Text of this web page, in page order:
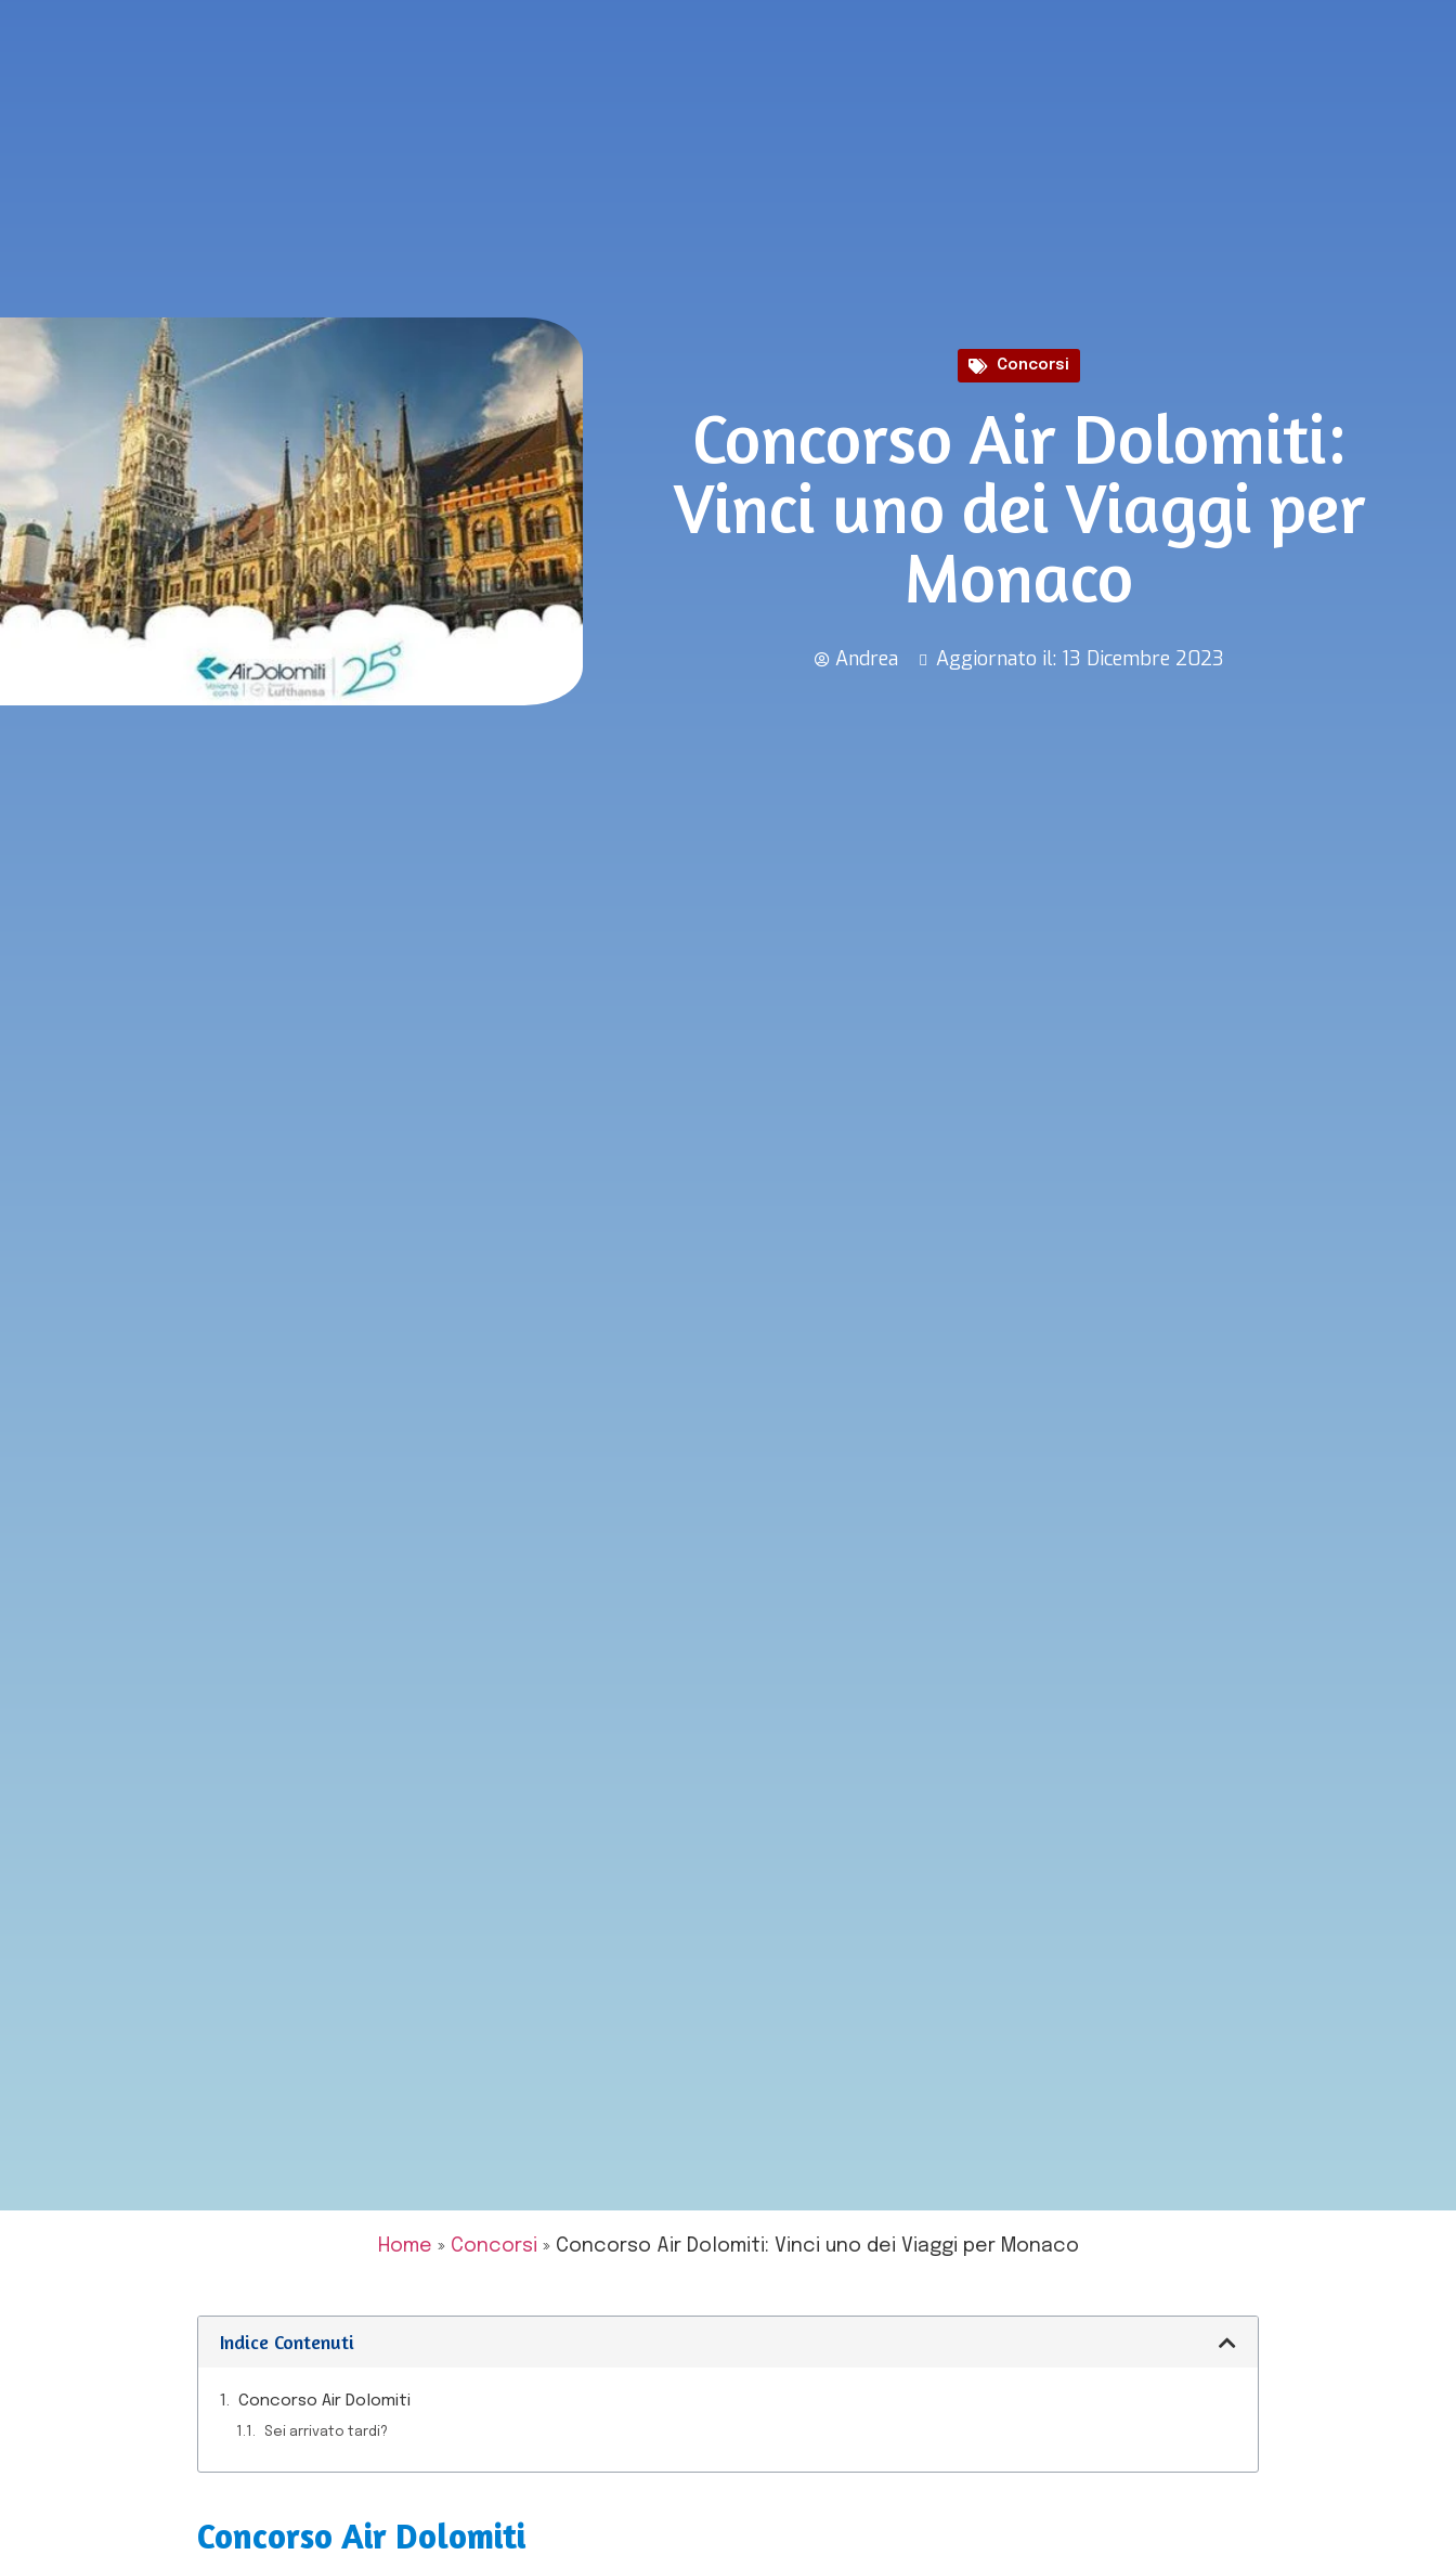
Concorsi
Concorso Air Dolomiti:
Vinci uno dei Viaggi per
Monaco
Andrea Aggiornato il: 13 Dicembre 2023
Home » Concorsi » Concorso Air Dolomiti: Vinci uno dei Viaggi per Monaco
Indice Contenuti
Concorso Air Dolomiti
Sei arrivato tardi?
Concorso Air Dolomiti